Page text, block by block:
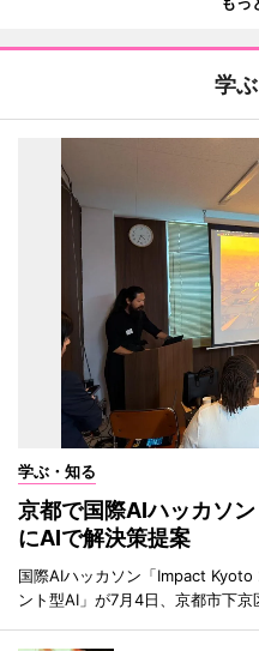
学
学ぶ・知る
京都で国際AIハッカソ
にAIで解決策提案
国際AIハッカソン「Impact
ント型AI」が7月4日、京都市下京